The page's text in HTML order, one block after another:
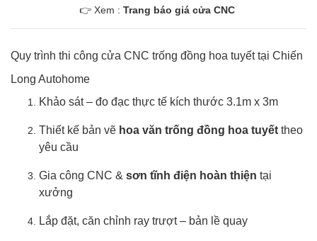
👉 Xem : Trang báo giá cửa CNC
Quy trình thi công cửa CNC trống đồng hoa tuyết tại Chiến
Long Autohome
Khảo sát – đo đạc thực tế kích thước 3.1m x 3m
Thiết kế bản vẽ hoa văn trống đồng hoa tuyết theo
yêu cầu
Gia công CNC & sơn tĩnh điện hoàn thiện tại
xưởng
Lắp đặt, căn chỉnh ray trượt – bản lề quay